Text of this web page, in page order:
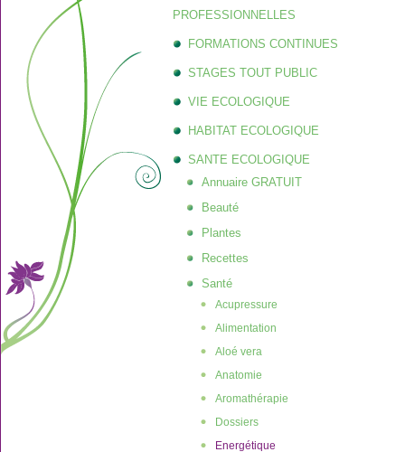
PROFESSIONNELLES
FORMATIONS CONTINUES
STAGES TOUT PUBLIC
VIE ECOLOGIQUE
HABITAT ECOLOGIQUE
SANTE ECOLOGIQUE
Annuaire GRATUIT
Beauté
Plantes
Recettes
Santé
Acupressure
Alimentation
Aloé vera
Anatomie
Aromathérapie
Dossiers
Energétique